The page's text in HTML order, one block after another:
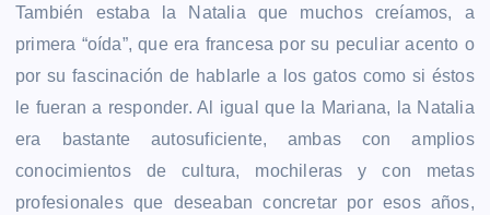
También estaba la Natalia que muchos creíamos, a
primera “oída”, que era francesa por su peculiar acento o
por su fascinación de hablarle a los gatos como si éstos
le fueran a responder. Al igual que la Mariana, la Natalia
era bastante autosuficiente, ambas con amplios
conocimientos de cultura, mochileras y con metas
profesionales que deseaban concretar por esos años,